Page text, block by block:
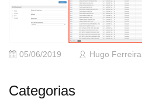
05/06/2019 Hugo Ferreira
Categorias